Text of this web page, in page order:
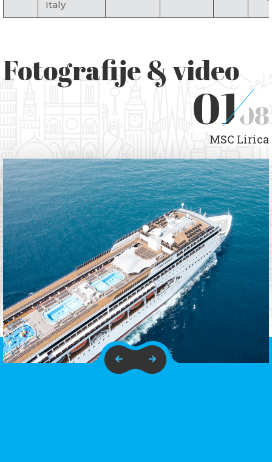
Italy
Fotografije & video
0108
MSC Lirica